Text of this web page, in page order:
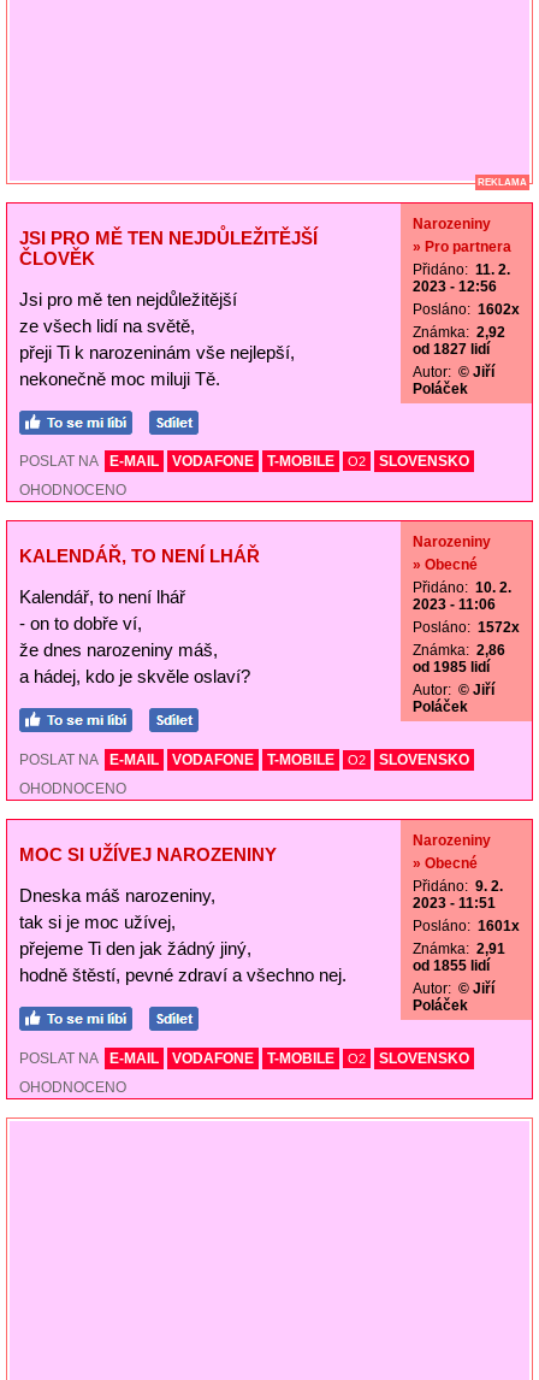
REKLAMA
JSI PRO MĚ TEN NEJDŮLEŽITĚJŠÍ
ČLOVĚK
Jsi pro mě ten nejdůležitější
ze všech lidí na světě,
přeji Ti k narozeninám vše nejlepší,
nekonečně moc miluji Tě.
Narozeniny
» Pro partnera
Přidáno: 11. 2.
2023 - 12:56
Posláno: 1602x
Známka: 2,92
od 1827 lidí
Autor: © Jiří
Poláček
POSLAT NA E-MAIL VODAFONE T-MOBILE O2
SLOVENSKO
OHODNOCENO
KALENDÁŘ, TO NENÍ LHÁŘ
Kalendář, to není lhář
- on to dobře ví,
že dnes narozeniny máš,
a hádej, kdo je skvěle oslaví?
Narozeniny
» Obecné
Přidáno: 10. 2.
2023 - 11:06
Posláno: 1572x
Známka: 2,86
od 1985 lidí
Autor: © Jiří
Poláček
POSLAT NA E-MAIL VODAFONE T-MOBILE O2
SLOVENSKO
OHODNOCENO
MOC SI UŽÍVEJ NAROZENINY
Dneska máš narozeniny,
tak si je moc užívej,
přejeme Ti den jak žádný jiný,
hodně štěstí, pevné zdraví a všechno nej.
Narozeniny
» Obecné
Přidáno: 9. 2.
2023 - 11:51
Posláno: 1601x
Známka: 2,91
od 1855 lidí
Autor: © Jiří
Poláček
POSLAT NA E-MAIL VODAFONE T-MOBILE O2
SLOVENSKO
OHODNOCENO